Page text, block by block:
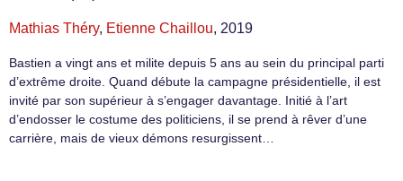
Mathias Théry, Etienne Chaillou, 2019
Bastien a vingt ans et milite depuis 5 ans au sein du principal parti
d’extrême droite. Quand débute la campagne présidentielle, il est
invité par son supérieur à s’engager davantage. Initié à l’art
d’endosser le costume des politiciens, il se prend à rêver d’une
carrière, mais de vieux démons resurgissent…